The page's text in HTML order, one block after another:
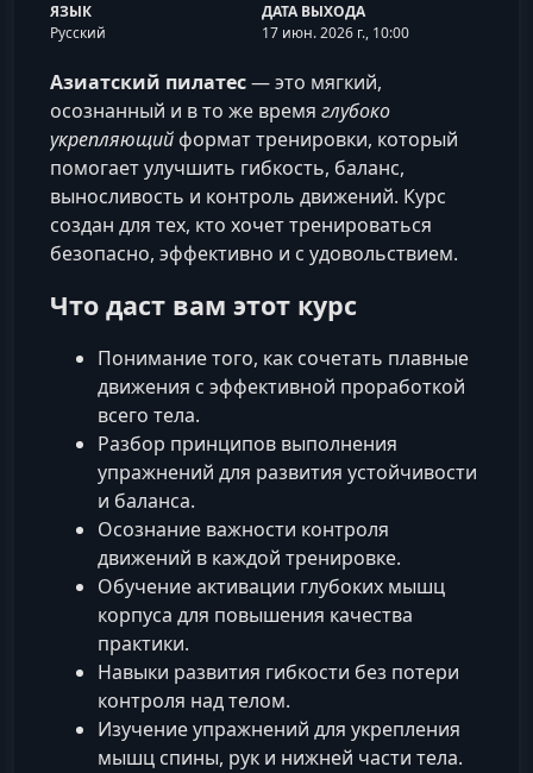
ЯЗЫК
Русский
ДАТА ВЫХОДА
17 июн. 2026 г., 10:00
Азиатский пилатес— это мягкий,
осознанный и в то же время глубоко
укрепляющийформат тренировки, который
помогает улучшить гибкость, баланс,
выносливость и контроль движений. Курс
создан для тех, кто хочет тренироваться
безопасно, эффективно и с удовольствием.
Что даст вам этот курс
Понимание того, как сочетать плавные
движения с эффективной проработкой
всего тела.
Разбор принципов выполнения
упражнений для развития устойчивости
и баланса.
Осознание важности контроля
движений в каждой тренировке.
Обучение активации глубоких мышц
корпуса для повышения качества
практики.
Навыки развития гибкости без потери
контроля над телом.
Изучение упражнений для укрепления
мышц спины, рук и нижней части тела.